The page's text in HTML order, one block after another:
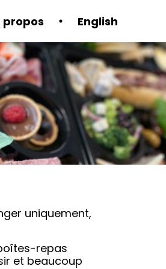
propos English
uniquement,
repas
et beaucoup